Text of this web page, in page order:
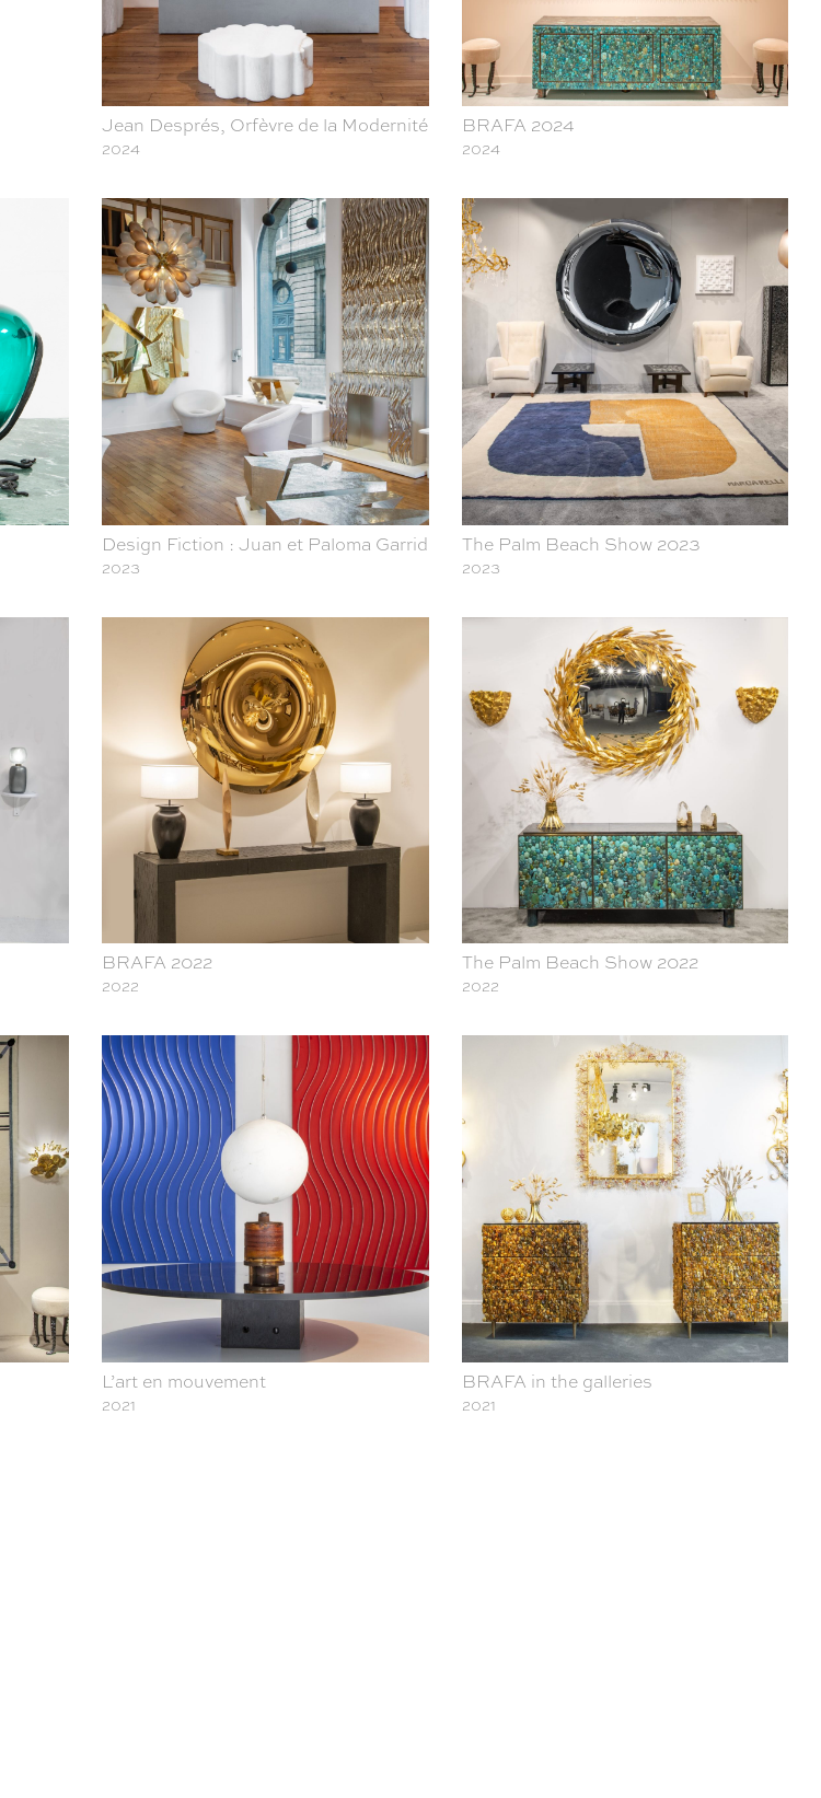
Jean Després, Orfèvre de la Modernité
2024
BRAFA 2024
2024
Design Fiction : Juan et Paloma Garrido
2023
The Palm Beach Show 2023
2023
BRAFA 2022
2022
The Palm Beach Show 2022
2022
L’art en mouvement
2021
BRAFA in the galleries
2021